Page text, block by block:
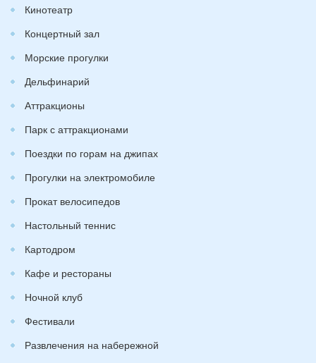
Кинотеатр
Концертный зал
Морские прогулки
Дельфинарий
Аттракционы
Парк с аттракционами
Поездки по горам на джипах
Прогулки на электромобиле
Прокат велосипедов
Настольный теннис
Картодром
Кафе и рестораны
Ночной клуб
Фестивали
Развлечения на набережной